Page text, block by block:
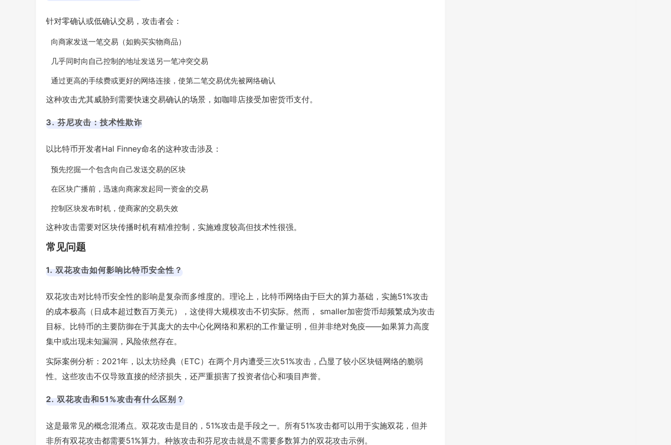
针对零确认或低确认交易，攻击者会：
向商家发送一笔交易（如购买实物商品）
几乎同时向自己控制的地址发送另一笔冲突交易
通过更高的手续费或更好的网络连接，使第二笔交易优先被网络确认
这种攻击尤其威胁到需要快速交易确认的场景，如咖啡店接受加密货币支付。
3. 芬尼攻击：技术性欺诈
以比特币开发者Hal Finney命名的这种攻击涉及：
预先挖掘一个包含向自己发送交易的区块
在区块广播前，迅速向商家发起同一资金的交易
控制区块发布时机，使商家的交易失效
这种攻击需要对区块传播时机有精准控制，实施难度较高但技术性很强。
常见问题
1. 双花攻击如何影响比特币安全性？
双花攻击对比特币安全性的影响是复杂而多维度的。理论上，比特币网络由于巨大的算力基础，实施51%攻击
的成本极高（日成本超过数百万美元），这使得大规模攻击不切实际。然而， smaller加密货币却频繁成为攻击
目标。比特币的主要防御在于其庞大的去中心化网络和累积的工作量证明，但并非绝对免疫——如果算力高度
集中或出现未知漏洞，风险依然存在。
实际案例分析：2021年，以太坊经典（ETC）在两个月内遭受三次51%攻击，凸显了较小区块链网络的脆弱
性。这些攻击不仅导致直接的经济损失，还严重损害了投资者信心和项目声誉。
2. 双花攻击和51%攻击有什么区别？
这是最常见的概念混淆点。双花攻击是目的，51%攻击是手段之一。所有51%攻击都可以用于实施双花，但并
非所有双花攻击都需要51%算力。种族攻击和芬尼攻击就是不需要多数算力的双花攻击示例。